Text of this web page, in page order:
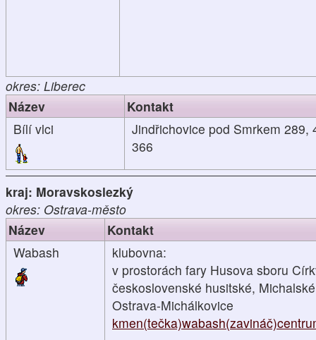
okres: Liberec
Název
Kontakt
Bílí vlci
Jindřichovice pod Smrkem 289,
366
kraj: Moravskoslezký
okres: Ostrava-město
Název
Kontakt
Wabash
klubovna:
v prostorách fary Husova sboru
československé husitské,
Ostrava-Michálkovice